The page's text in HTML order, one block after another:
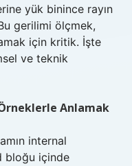
yük binince rayın
gerilimi ölçmek,
için kritik. İşte
ve teknik
Anlamak
internal
bloğu içinde